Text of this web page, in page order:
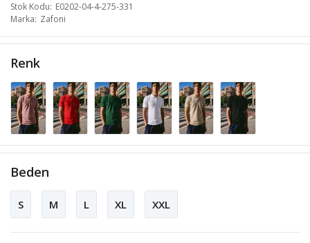
Stok Kodu E0202-04-4-275-331
Marka Zafoni
Renk
Beden
S M L XL XXL